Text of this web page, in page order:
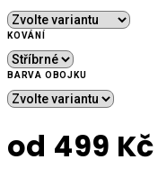
KOVÁNÍ
BARVA OBOJKU
od 499 Kč